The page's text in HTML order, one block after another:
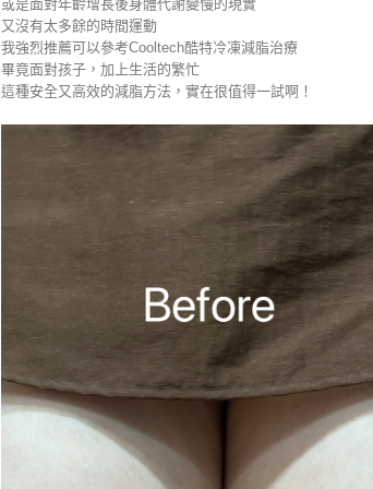
或是面對年齡增長後身體代謝變慢的現實
又沒有太多餘的時間運動
我強烈推薦可以參考Cooltech酷特冷凍減脂治療
畢竟面對孩子，加上生活的繁忙
這種安全又高效的減脂方法，實在很值得一試啊！